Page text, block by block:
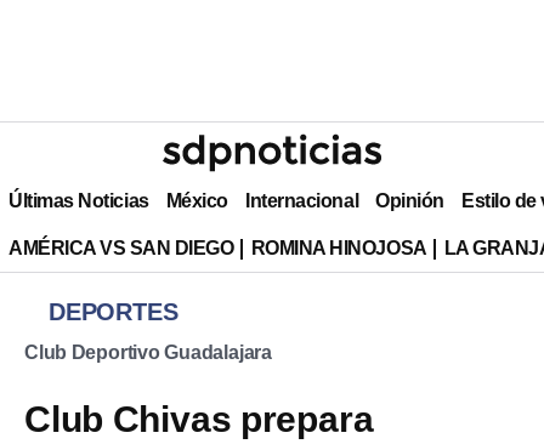
Últimas Noticias México Internacional Opinión Estilo de
AMÉRICA VS SAN DIEGO ROMINA HINOJOSA LA
DEPORTES
Club Deportivo Guadalajara
Club Chivas prepara